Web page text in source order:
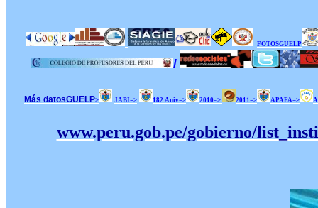
FOTOSGUELP
/
Más datosGUELP> JABI=> 182 Aniv=> 2010=> 2011=> APAFA=>
www.peru.gob.pe/gobierno/